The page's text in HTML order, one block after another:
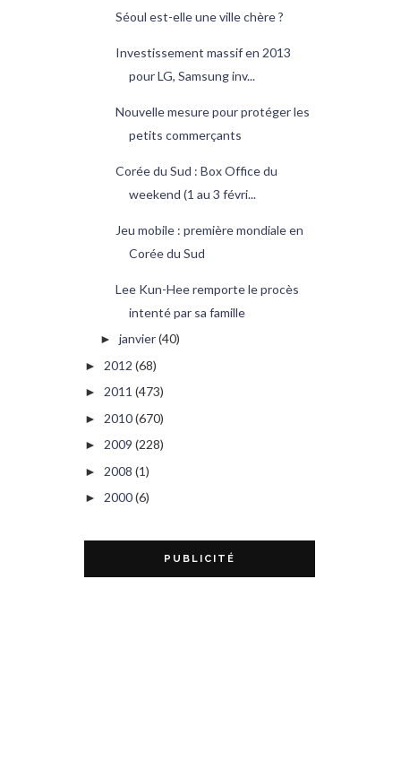
Séoul est-elle une ville chère ?
Investissement massif en 2013
pour LG, Samsung inv...
Nouvelle mesure pour protéger les
petits commerçants
Corée du Sud : Box Office du
weekend (1 au 3 févri...
Jeu mobile : première mondiale en
Corée du Sud
Lee Kun-Hee remporte le procès
intenté par sa famille
► janvier(40)
► 2012 (68)
► 2011 (473)
► 2010(670)
► 2009 (228)
► 2008 (1)
► 2000(6)
PUBLICITÉ